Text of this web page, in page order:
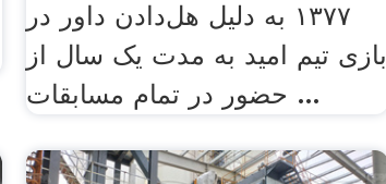
۱۳۷۷ به دلیل هل‌دادن داور در
بازی تیم امید به مدت یک سال از
حضور در تمام مسابقات ...